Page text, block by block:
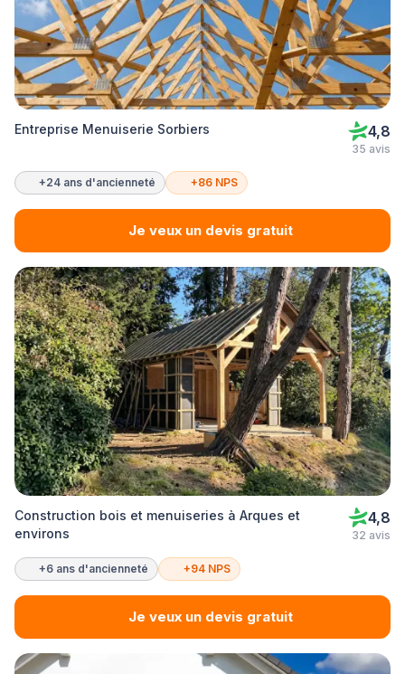
Entreprise Menuiserie Sorbiers 4,8
35 avis
+24 ans d'ancienneté +86 NPS
Je veux un devis gratuit
Construction bois et menuiseries à Arques et
environs
4,8
32 avis
+6 ans d'ancienneté +94 NPS
Je veux un devis gratuit